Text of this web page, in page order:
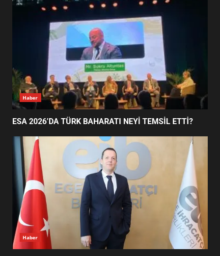
EİB’DE KRİTİK ATAMA:
SÜRDÜRÜLEBİLİRLİKTE NE
DEĞİŞECEK?
4
EDREMİT’İN GURURU TÜRKİYE
FİNALİNDE NE BAŞARDI?
5
UZATILDI: NE DEĞİŞTİ?
6
BURHANİYE SATRANÇ
TURNUVASI KAYITLARI NEYİ
DEĞİŞTİRİYOR?
BURHANİYE BELEDİYESPOR’DA
Haber
ESA 2026’DA TÜRK BAHARATI NEYİ TEMSİL ETTİ?
Haber